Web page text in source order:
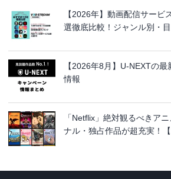
【2026年】動画配信サービ
選徹底比較！ジャンル別・
【2026年8月】U-NEXTの最
情報
「Netflix」絶対観るべきア
ナル・独占作品が超充実！【